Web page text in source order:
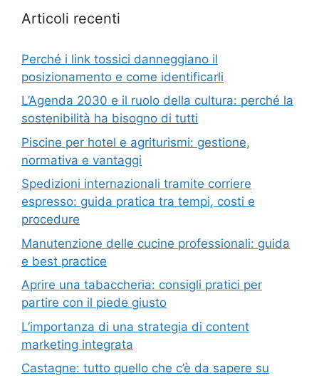
Articoli recenti
Perché i link tossici danneggiano il
posizionamento e come identificarli
L’Agenda 2030 e il ruolo della cultura: perché la
sostenibilità ha bisogno di tutti
Piscine per hotel e agriturismi: gestione,
normativa e vantaggi
Spedizioni internazionali tramite corriere
espresso: guida pratica tra tempi, costi e
procedure
Manutenzione delle cucine professionali: guida
e best practice
Aprire una tabaccheria: consigli pratici per
partire con il piede giusto
L’importanza di una strategia di content
marketing integrata
Castagne: tutto quello che c’è da sapere su